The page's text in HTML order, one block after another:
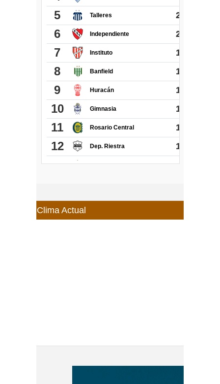
Clima Actual